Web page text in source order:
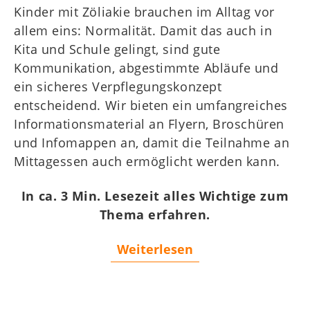
WZT
Kids
Mitgliederbereich
Kinder mit Zöliakie brauchen im Alltag vor
allem eins: Normalität. Damit das auch in
Kita und Schule gelingt, sind gute
Kommunikation, abgestimmte Abläufe und
ein sicheres Verpflegungskonzept
entscheidend. Wir bieten ein umfangreiches
Informationsmaterial an Flyern, Broschüren
und Infomappen an, damit die Teilnahme an
Mittagessen auch ermöglicht werden kann.
In ca. 3 Min. Lesezeit alles Wichtige zum
Thema erfahren.
Weiterlesen